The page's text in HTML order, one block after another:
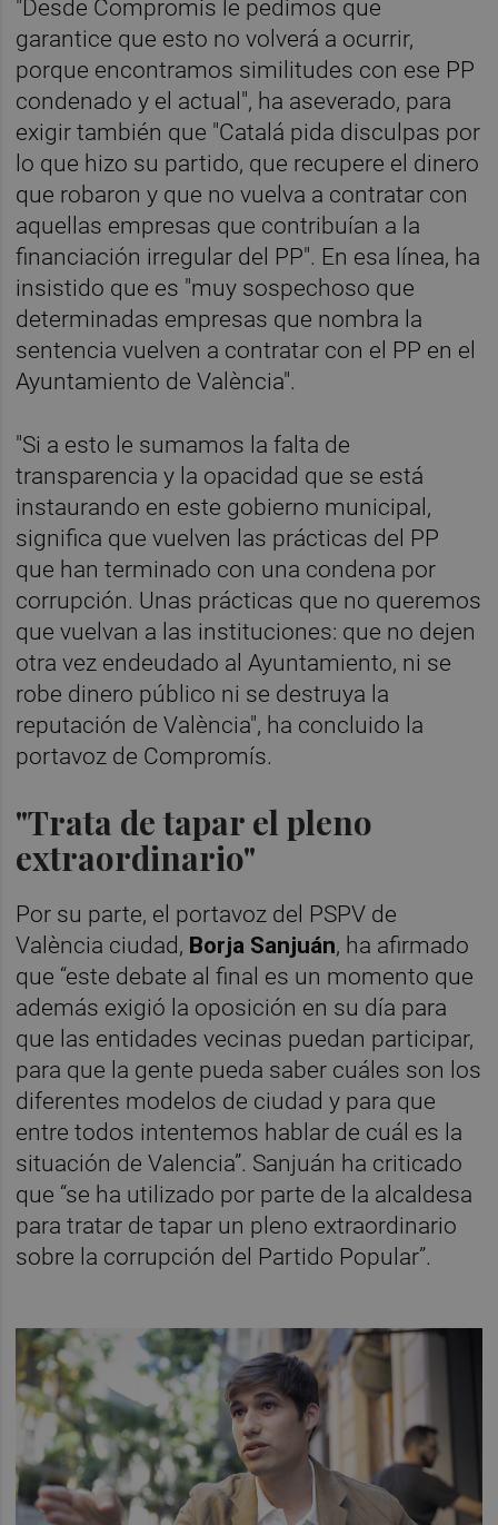
"Desde Compromís le pedimos que
garantice que esto no volverá a ocurrir,
porque encontramos similitudes con ese PP
condenado y el actual", ha aseverado, para
exigir también que "Catalá pida disculpas por
lo que hizo su partido, que recupere el dinero
que robaron y que no vuelva a contratar con
aquellas empresas que contribuían a la
financiación irregular del PP". En esa línea, ha
insistido que es "muy sospechoso que
determinadas empresas que nombra la
sentencia vuelven a contratar con el PP en el
Ayuntamiento de València".
"Si a esto le sumamos la falta de
transparencia y la opacidad que se está
instaurando en este gobierno municipal,
significa que vuelven las prácticas del PP
que han terminado con una condena por
corrupción. Unas prácticas que no queremos
que vuelvan a las instituciones: que no dejen
otra vez endeudado al Ayuntamiento, ni se
robe dinero público ni se destruya la
reputación de València", ha concluido la
portavoz de Compromís.
"Trata de tapar el pleno
extraordinario"
Por su parte, el portavoz del PSPV de
València ciudad, Borja Sanjuán, ha afirmado
que “este debate al final es un momento que
además exigió la oposición en su día para
que las entidades vecinas puedan participar,
para que la gente pueda saber cuáles son los
diferentes modelos de ciudad y para que
entre todos intentemos hablar de cuál es la
situación de Valencia”. Sanjuán ha criticado
que “se ha utilizado por parte de la alcaldesa
para tratar de tapar un pleno extraordinario
sobre la corrupción del Partido Popular”.